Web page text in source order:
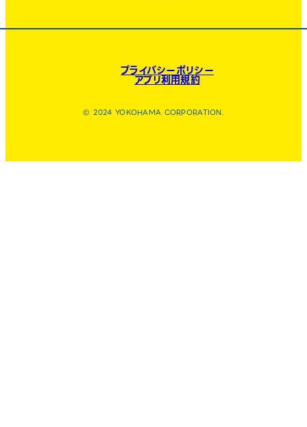
プライバシーポリシー
アプリ利用規約
© 2024 YOKOHAMA CORPORATION.